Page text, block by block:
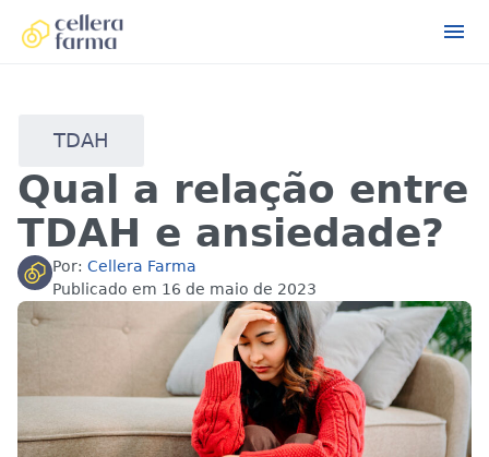
TDAH
Qual a relação entre
TDAH e ansiedade?
Por: Cellera Farma
Publicado em 16 de maio de 2023